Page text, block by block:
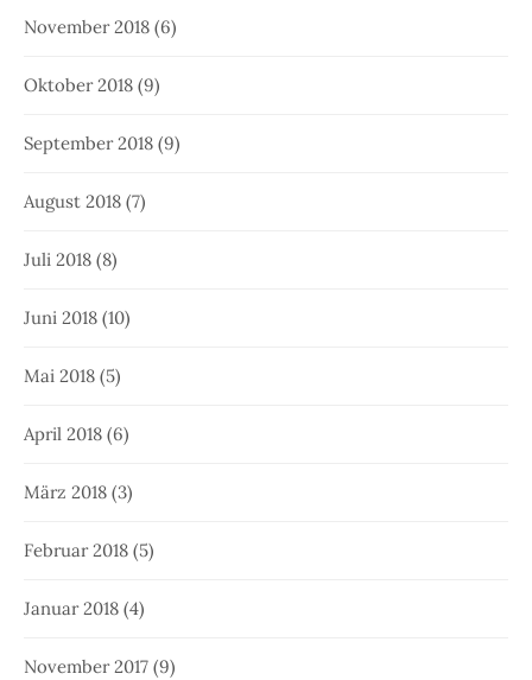
November 2018 (6)
Oktober 2018 (9)
September 2018 (9)
August 2018 (7)
Juli 2018 (8)
Juni 2018 (10)
Mai 2018 (5)
April 2018 (6)
März 2018 (3)
Februar 2018 (5)
Januar 2018 (4)
November 2017 (9)